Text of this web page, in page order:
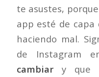
te asustes,
app esté de
haciendo mal.
de Instagram
cambiary que